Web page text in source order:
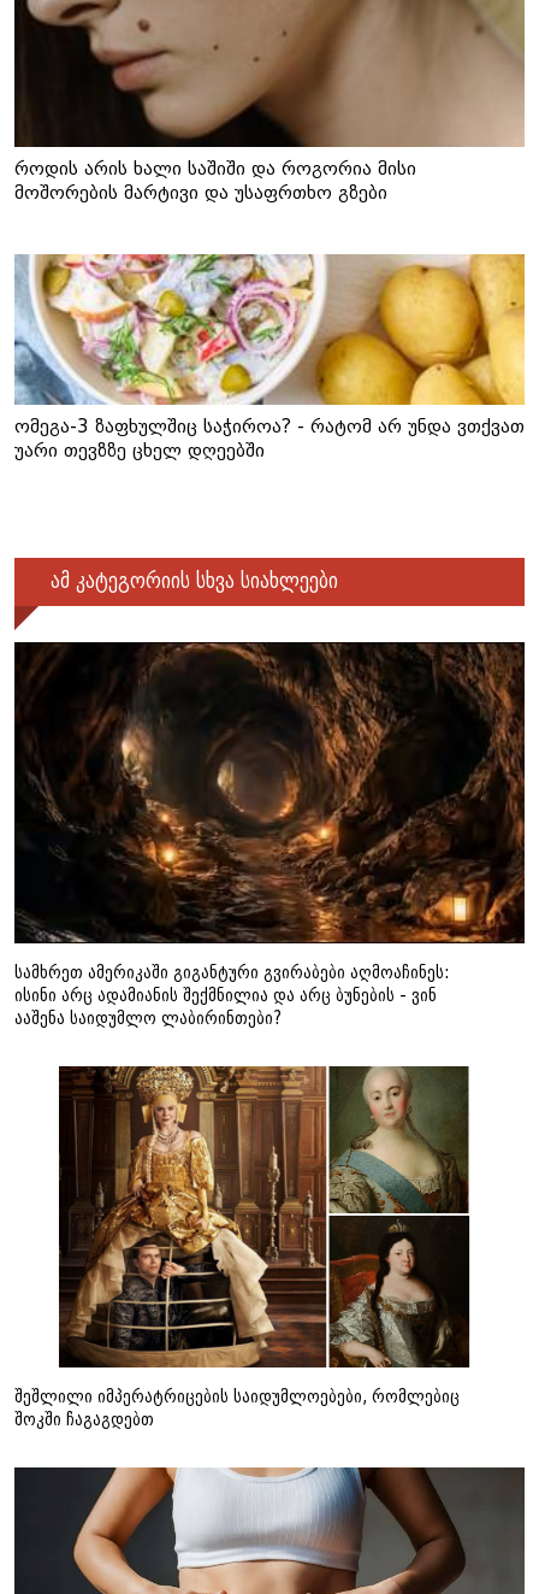
როდის არის ხალი საშიში და როგორია მისი
მოშორების მარტივი და უსაფრთხო გზები
ომეგა-3 ზაფხულშიც საჭიროა? - რატომ არ უნდა ვთქვათ
უარი თევზზე ცხელ დღეებში
ამ კატეგორიის სხვა სიახლეები
სამხრეთ ამერიკაში გიგანტური გვირაბები აღმოაჩინეს:
ისინი არც ადამიანის შექმნილია და არც ბუნების - ვინ
ააშენა საიდუმლო ლაბირინთები?
შეშლილი იმპერატრიცების საიდუმლოებები, რომლებიც
შოკში ჩაგაგდებთ